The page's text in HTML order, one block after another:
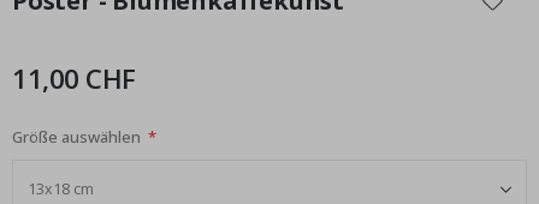
der
11,00 CHF
Größe auswählen